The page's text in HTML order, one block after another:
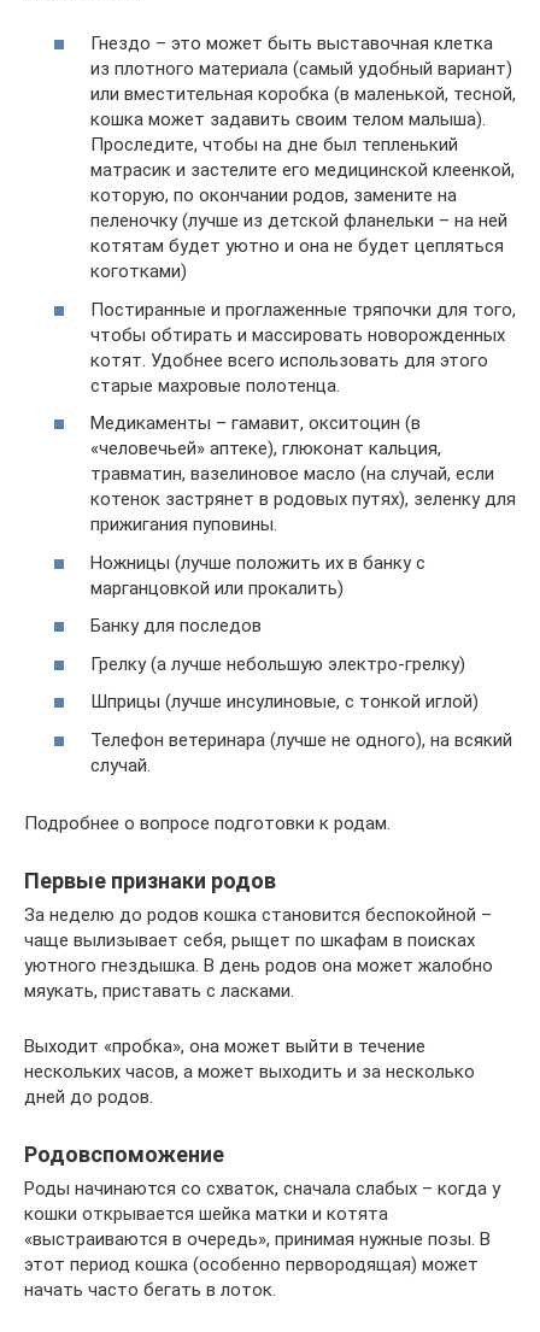
Гнездо – это может быть выставочная клетка
из плотного материала (самый удобный вариант)
или вместительная коробка (в маленькой, тесной,
кошка может задавить своим телом малыша).
Проследите, чтобы на дне был тепленький
матрасик и застелите его медицинской клеенкой,
которую, по окончании родов, замените на
пеленочку (лучше из детской фланельки – на ней
котятам будет уютно и она не будет цепляться
коготками)
Постиранные и проглаженные тряпочки для того,
чтобы обтирать и массировать новорожденных
котят. Удобнее всего использовать для этого
старые махровые полотенца.
Медикаменты – гамавит, окситоцин (в
«человечьей» аптеке), глюконат кальция,
травматин, вазелиновое масло (на случай, если
котенок застрянет в родовых путях), зеленку для
прижигания пуповины.
Ножницы (лучше положить их в банку с
марганцовкой или прокалить)
Банку для последов
Грелку (а лучше небольшую электро-грелку)
Шприцы (лучше инсулиновые, с тонкой иглой)
Телефон ветеринара (лучше не одного), на всякий
случай.
Подробнее о вопросе подготовки к родам.
Первые признаки родов
За неделю до родов кошка становится беспокойной –
чаще вылизывает себя, рыщет по шкафам в поисках
уютного гнездышка. В день родов она может жалобно
мяукать, приставать с ласками.
Выходит «пробка», она может выйти в течение
нескольких часов, а может выходить и за несколько
дней до родов.
Родовспоможение
Роды начинаются со схваток, сначала слабых – когда у
кошки открывается шейка матки и котята
«выстраиваются в очередь», принимая нужные позы. В
этот период кошка (особенно первородящая) может
начать часто бегать в лоток.